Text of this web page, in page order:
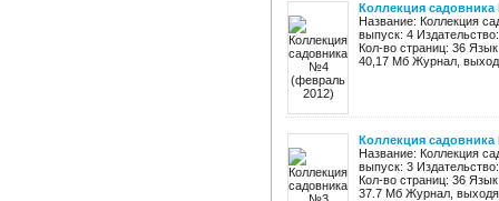
Коллекция
Название: Коллекция
выпуск: 4
Кол-во страниц: 36
40,17 Мб Журнал,
Коллекция
Название: Коллекция
выпуск: 3
Кол-во страниц: 36
37.7 Мб Журнал,